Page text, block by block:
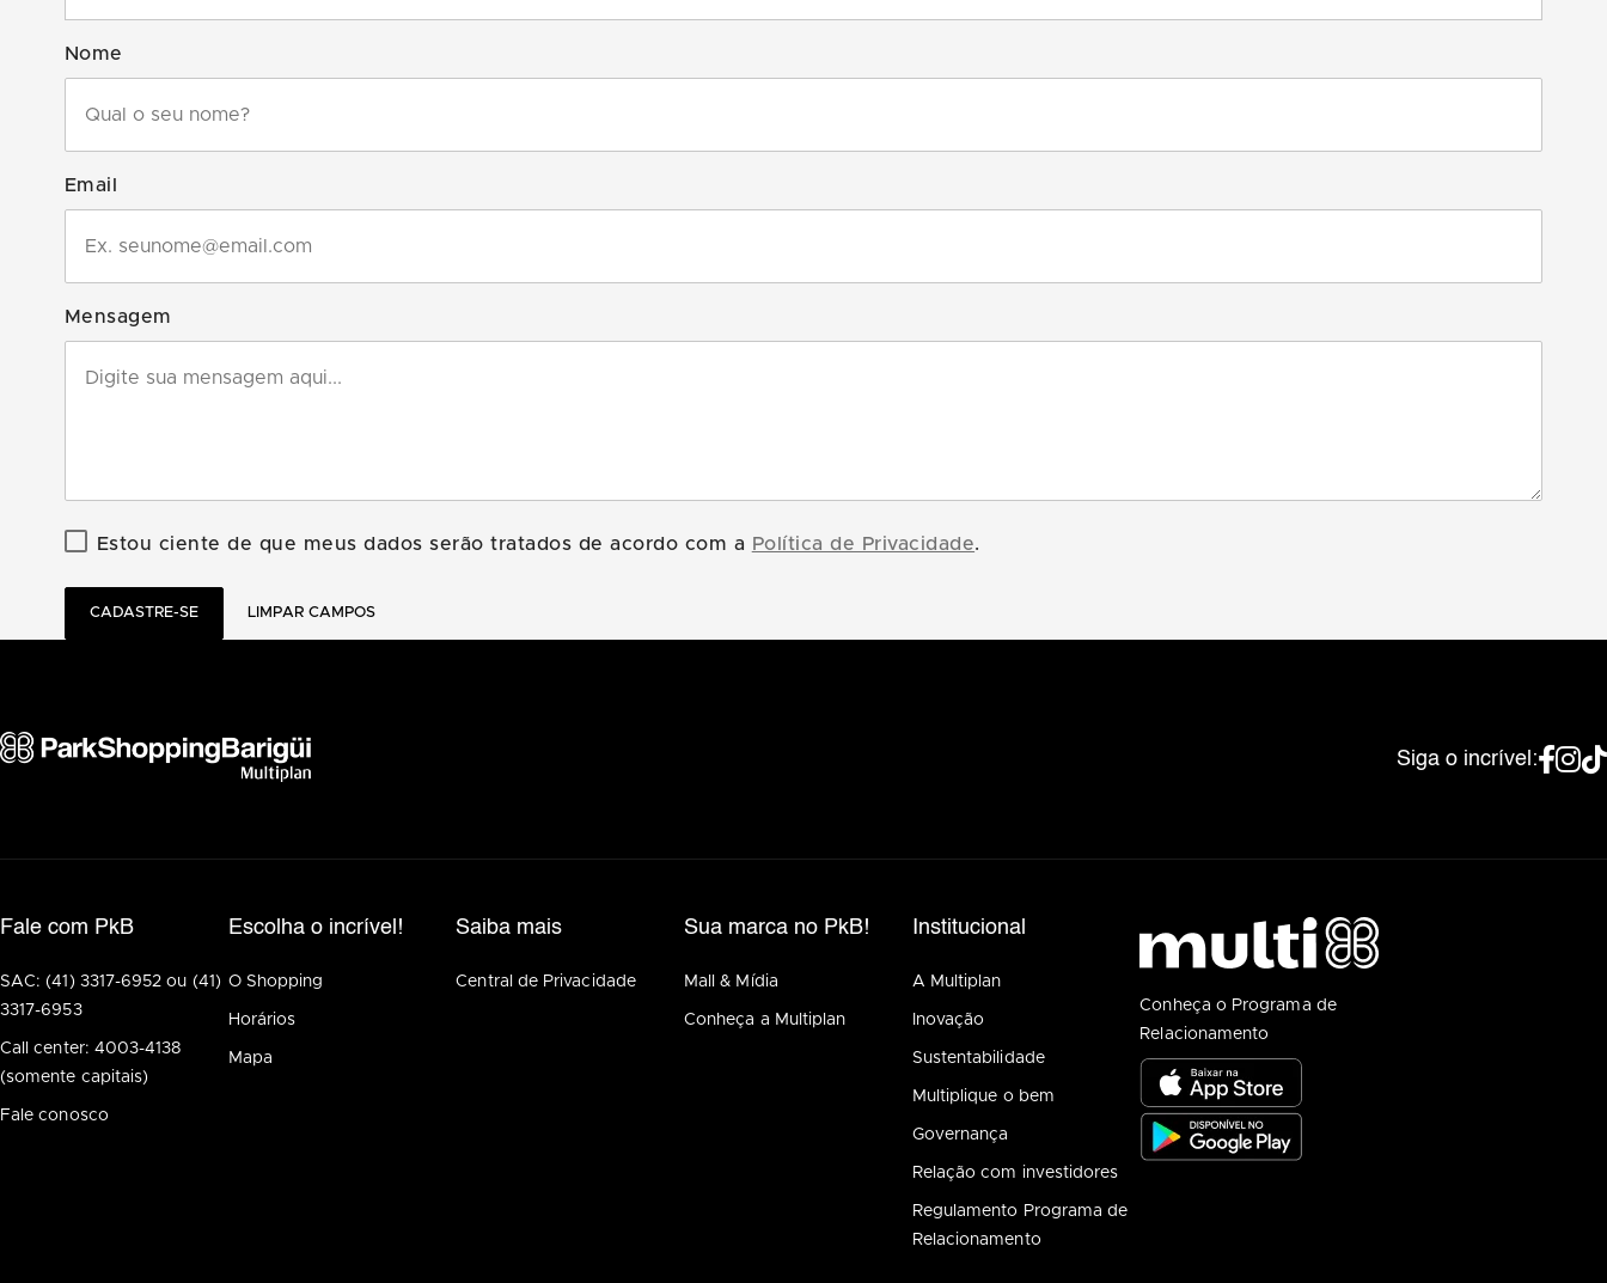
Nome
Email
Mensagem
Estou ciente de que meus dados serão tratados de acordo com a Política de Privacidade.
CADASTRE-SE LIMPAR CAMPOS
Siga o incrível:
Fale com PkB
SAC: (41) 3317-6952 ou (41)
3317-6953
Call center: 4003-4138
(somente capitais)
Fale conosco
Escolha o incrível!
O Shopping
Horários
Mapa
Saiba mais
Central de Privacidade
Sua marca no PkB!
Mall & Mídia
Conheça a Multiplan
Institucional
A Multiplan
Inovação
Sustentabilidade
Multiplique o bem
Governança
Relação com investidores
Regulamento Programa de
Relacionamento
Conheça o Programa de
Relacionamento